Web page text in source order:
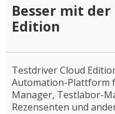
Besser mit
Edition
Testdriver Cloud
Automation-Plattform
Manager, Testlabor-
Rezensenten und